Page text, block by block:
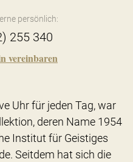
persönlich:
255 340
vereinbaren
Uhr für jeden Tag, war
deren Name 1954
Institut für Geistiges
Seitdem hat sich die